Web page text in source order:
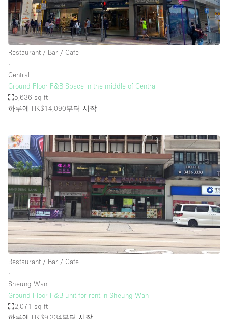
Restaurant / Bar / Cafe
∙
Central
Ground Floor F&B Space in the middle of Central
5,636 sq ft
하루에 HK$14,090부터 시작
Restaurant / Bar / Cafe
∙
Sheung Wan
Ground Floor F&B unit for rent in Sheung Wan
2,071 sq ft